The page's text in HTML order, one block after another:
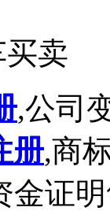
卖
,公司
册,商
金证